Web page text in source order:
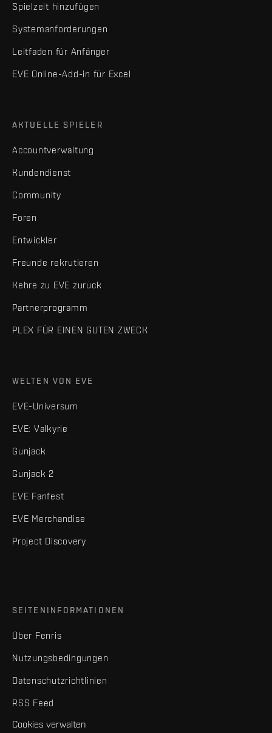
Spielzeit hinzufügen
Systemanforderungen
Leitfaden für Anfänger
EVE Online-Add-in für Excel
AKTUELLE SPIELER
Accountverwaltung
Kundendienst
Community
Foren
Entwickler
Freunde rekrutieren
Kehre zu EVE zurück
Partnerprogramm
PLEX FÜR EINEN GUTEN ZWECK
WELTEN VON EVE
EVE-Universum
EVE: Valkyrie
Gunjack
Gunjack 2
EVE Fanfest
EVE Merchandise
Project Discovery
SEITENINFORMATIONEN
Über Fenris
Nutzungsbedingungen
Datenschutzrichtlinien
RSS Feed
Cookies verwalten